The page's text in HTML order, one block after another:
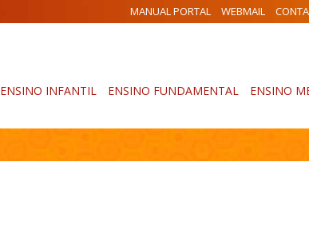
MANUAL PORTAL WEBMAIL
ENSINO INFANTIL ENSINO FUNDAMENTAL ENSINO